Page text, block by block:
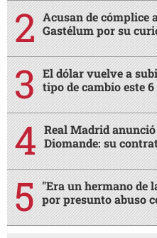
Acusan de cómplice
Gastélum por su
El dólar vuelve a
tipo de cambio este 6
Real Madrid
Diomande: su
"Era un hermano de
por presunto abuso